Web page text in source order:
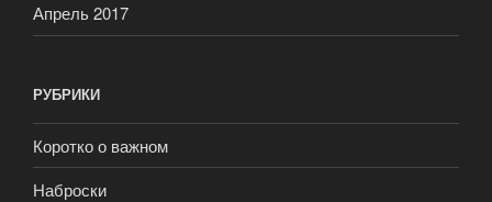
Апрель 2017
РУБРИКИ
Коротко о важном
Наброски